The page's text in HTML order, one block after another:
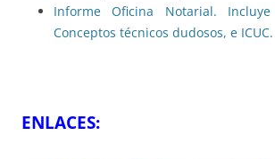
Informe Oficina Notarial. Incluye
Conceptos técnicos dudosos, e ICUC.
ENLACES: